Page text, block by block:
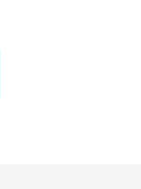
discerning